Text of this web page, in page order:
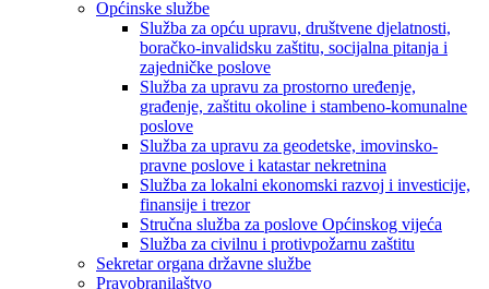
Općinske službe
Služba za opću upravu, društvene djelatnosti,
boračko-invalidsku zaštitu, socijalna pitanja i
zajedničke poslove
Služba za upravu za prostorno uređenje,
građenje, zaštitu okoline i stambeno-komunalne
poslove
Služba za upravu za geodetske, imovinsko-
pravne poslove i katastar nekretnina
Služba za lokalni ekonomski razvoj i investicije,
finansije i trezor
Stručna služba za poslove Općinskog vijeća
Služba za civilnu i protivpožarnu zaštitu
Sekretar organa državne službe
Pravobranilaštvo